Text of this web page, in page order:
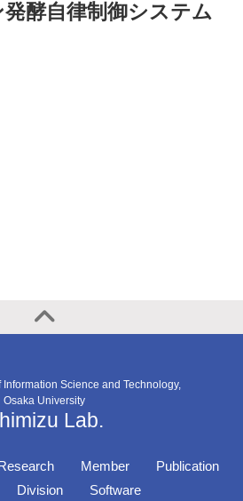
酵自律制御システム
Science and Technology,
Osaka University
Lab.
Member
Publication
Division Software